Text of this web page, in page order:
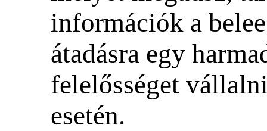
információk a
átadásra egy
felelősséget
esetén.